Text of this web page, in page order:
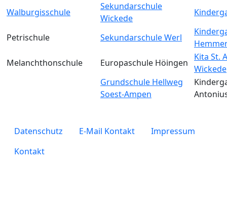
Walburgisschule
Sekundarschule
Wickede
Petrischule Sekundarschule Werl
Melanchthonschule
Europaschule Höingen
Kita St.
Wickede
Grundschule Hellweg
Soest-Ampen
legals
Datenschutz E-Mail Kontakt
Impressum
Kontakt